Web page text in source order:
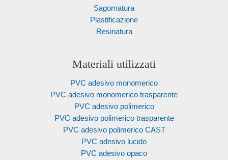
Sagomatura
Plastificazione
Resinatura
Materiali utilizzati
PVC adesivo monomerico
PVC adesivo monomerico trasparente
PVC adesivo polimerico
PVC adesivo polimerico trasparente
PVC adesivo polimerico CAST
PVC adesivo lucido
PVC adesivo opaco